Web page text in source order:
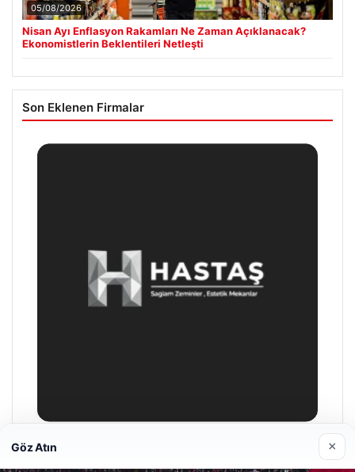
05/08/2026
Nisan Ayı Enflasyon Rakamları Ne Zaman Açıklanacak?
Ekonomistlerin Beklentileri Netleşti
Son Eklenen Firmalar
Enes Kaplan Avukatlık Bürosu
Göz Atın ×